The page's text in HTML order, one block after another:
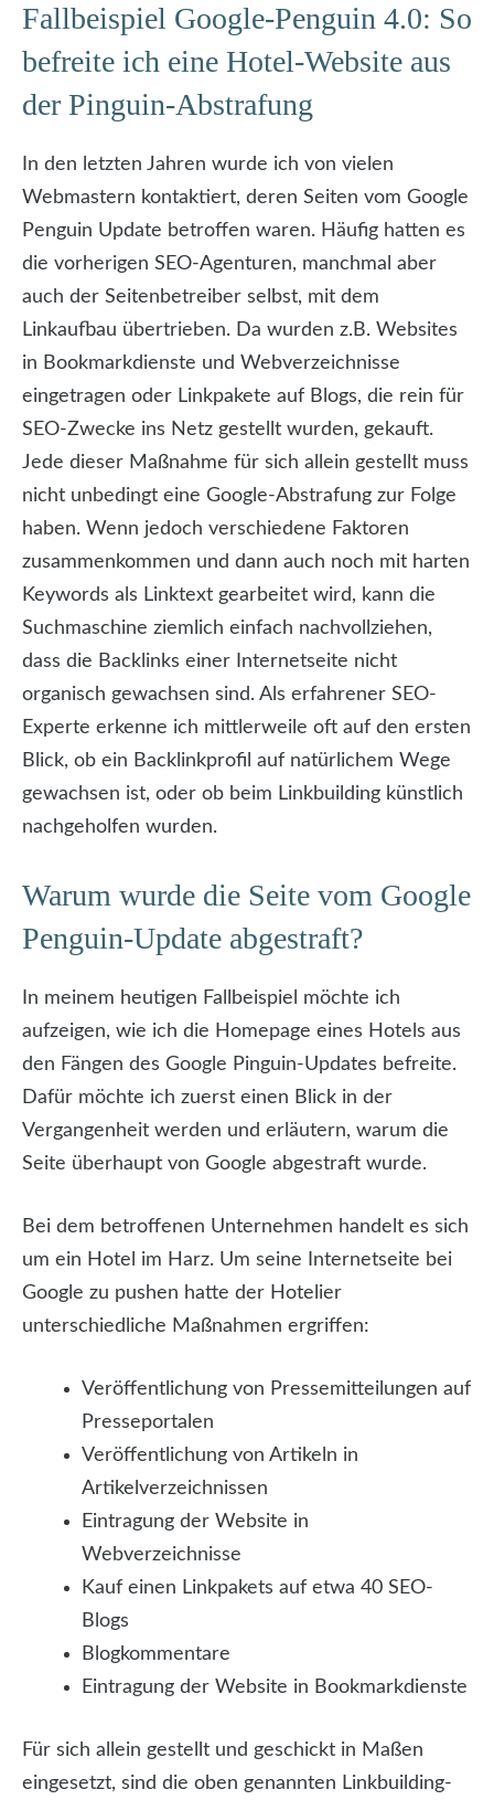
Fallbeispiel Google-Penguin 4.0: So
befreite ich eine Hotel-Website aus
der Pinguin-Abstrafung
In den letzten Jahren wurde ich von vielen
Webmastern kontaktiert, deren Seiten vom Google
Penguin Update betroffen waren. Häufig hatten es
die vorherigen SEO-Agenturen, manchmal aber
auch der Seitenbetreiber selbst, mit dem
Linkaufbau übertrieben. Da wurden z.B. Websites
in Bookmarkdienste und Webverzeichnisse
eingetragen oder Linkpakete auf Blogs, die rein für
SEO-Zwecke ins Netz gestellt wurden, gekauft.
Jede dieser Maßnahme für sich allein gestellt muss
nicht unbedingt eine Google-Abstrafung zur Folge
haben. Wenn jedoch verschiedene Faktoren
zusammenkommen und dann auch noch mit harten
Keywords als Linktext gearbeitet wird, kann die
Suchmaschine ziemlich einfach nachvollziehen,
dass die Backlinks einer Internetseite nicht
organisch gewachsen sind. Als erfahrener SEO-
Experte erkenne ich mittlerweile oft auf den ersten
Blick, ob ein Backlinkprofil auf natürlichem Wege
gewachsen ist, oder ob beim Linkbuilding künstlich
nachgeholfen wurden.
Warum wurde die Seite vom Google
Penguin-Update abgestraft?
In meinem heutigen Fallbeispiel möchte ich
aufzeigen, wie ich die Homepage eines Hotels aus
den Fängen des Google Pinguin-Updates befreite.
Dafür möchte ich zuerst einen Blick in der
Vergangenheit werden und erläutern, warum die
Seite überhaupt von Google abgestraft wurde.
Bei dem betroffenen Unternehmen handelt es sich
um ein Hotel im Harz. Um seine Internetseite bei
Google zu pushen hatte der Hotelier
unterschiedliche Maßnahmen ergriffen:
Veröffentlichung von Pressemitteilungen auf
Presseportalen
Veröffentlichung von Artikeln in
Artikelverzeichnissen
Eintragung der Website in
Webverzeichnisse
Kauf einen Linkpakets auf etwa 40 SEO-
Blogs
Blogkommentare
Eintragung der Website in Bookmarkdienste
Für sich allein gestellt und geschickt in Maßen
eingesetzt, sind die oben genannten Linkbuilding-